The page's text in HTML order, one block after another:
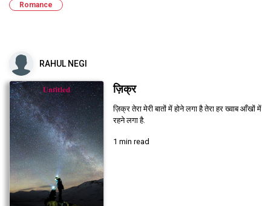
Romance
RAHUL NEGI
ज़िक्र
ज़िक्र तेरा मेरी बातों में होने लगा है तेरा हर ख्वाब आँखों में
रहने लगा है.
1 min read